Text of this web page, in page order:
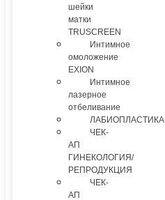
шейки
матки
TRUSCREEN
Интимное
омоложение
EXION
Интимное
лазерное
отбеливание
ЛАБИОПЛАСТИКА
ЧЕК-
АП
ГИНЕКОЛОГИЯ/
РЕПРОДУКЦИЯ
ЧЕК-
АП